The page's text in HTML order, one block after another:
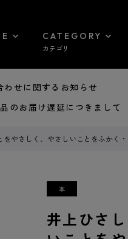
CATEGORY
カテゴリ
せに関するお知らせ
お届け遅延につきまして
やさしく、やさしいことをふかく
井上ひさ